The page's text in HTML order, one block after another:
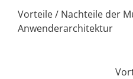
Vorteile / Nachteile der
Anwenderarchitektur